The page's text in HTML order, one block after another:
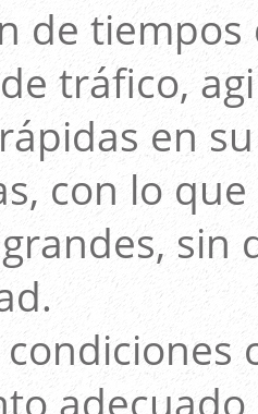
de
tráfico,
en
con lo
sin